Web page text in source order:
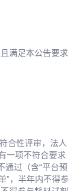
满足本公告要求
合性评审，法人
一项不符合要求
通过（含“平台预
”，半年内不得参